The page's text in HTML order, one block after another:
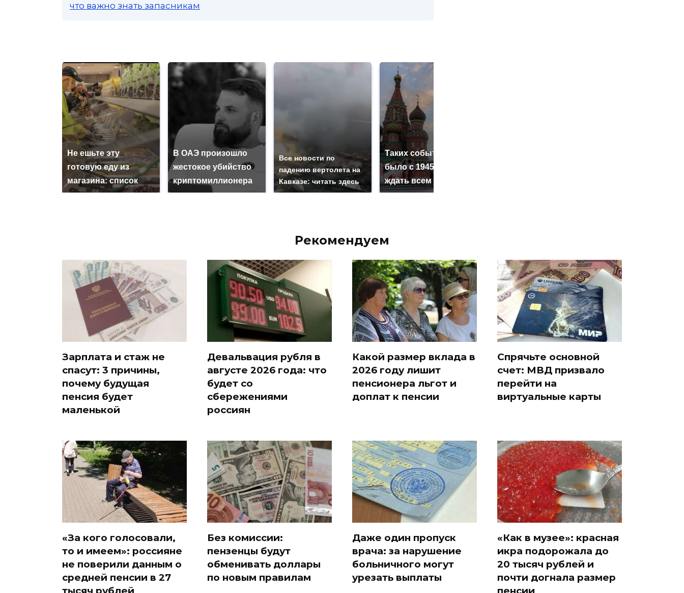
что важно знать запасникам
Не ешьте эту
готовую еду из
магазина: список
В ОАЭ произошло
жестокое убийство
криптомиллионера
Все новости по
падению вертолета на
Кавказе: читать здесь
Таких событий не
было с 1945: чего
ждать всем нам?
Рекомендуем
Зарплата и стаж не
спасут: 3 причины,
почему будущая
пенсия будет
маленькой
Девальвация рубля в
августе 2026 года: что
будет со
сбережениями
россиян
Какой размер вклада в
2026 году лишит
пенсионера льгот и
доплат к пенсии
Спрячьте основной
счет: МВД призвало
перейти на
виртуальные карты
«За кого голосовали,
то и имеем»: россияне
не поверили данным о
средней пенсии в 27
Без комиссии:
пензенцы будут
обменивать доллары
по новым правилам
Даже один пропуск
врача: за нарушение
больничного могут
урезать выплаты
«Как в музее»: красная
икра подорожала до
20 тысяч рублей и
почти догнала размер